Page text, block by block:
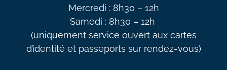
Mercredi : 8h30 – 12h
Samedi : 8h30 – 12h
(uniquement service ouvert aux cartes
d’identité et passeports sur rendez-vous)